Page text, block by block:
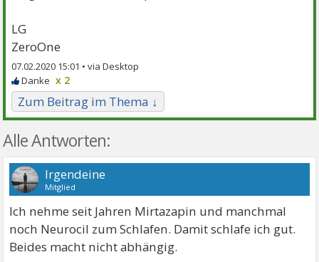
LG
ZeroOne
07.02.2020 15:01 •
x 2
Zum Beitrag im Thema ↓
Alle Antworten:
Irgendeine
Mitglied
Ich nehme seit Jahren Mirtazapin und manchmal
noch Neurocil zum Schlafen. Damit schlafe ich gut.
Beides macht nicht abhängig.